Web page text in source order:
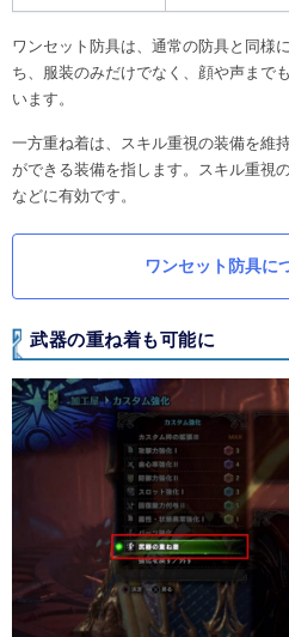
ワンセット防具は、通常の防具と同様
ち、服装のみだけでなく、顔や声まで
います。
一方重ね着は、スキル重視の装備を維
ができる装備を指します。スキル重視
などに有効です。
ワンセット防具に
武器の重ね着も可能に